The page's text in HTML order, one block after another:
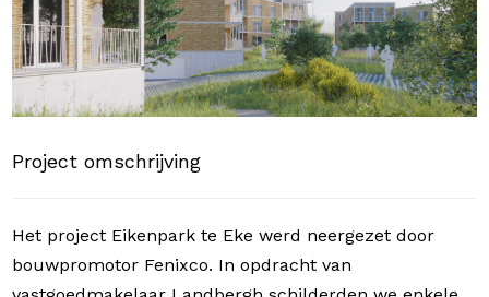
Project omschrijving
Het project Eikenpark te Eke werd neergezet door
bouwpromotor Fenixco. In opdracht van